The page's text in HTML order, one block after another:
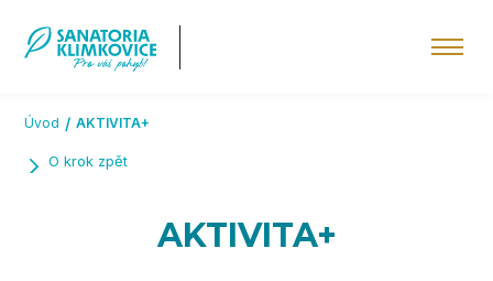
Úvod AKTIVITA+
O krok zpět
AKTIVITA+